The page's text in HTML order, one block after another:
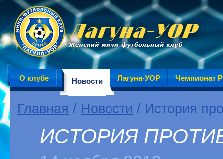
О клубе Новости Лагуна-УОР Чемпионат
Главная / Новости / История
ИСТОРИЯ